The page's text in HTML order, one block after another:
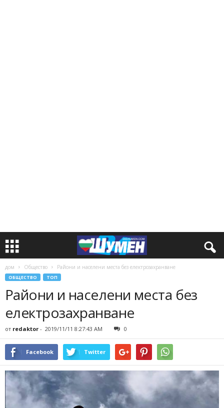
дом Общество Райони и населени места без електрозахранване
ОБЩЕСТВО ТОП
Райони и населени места без
електрозахранване
от redaktor - 2019/11/11 8:27:43 AM 0
Facebook Twitter